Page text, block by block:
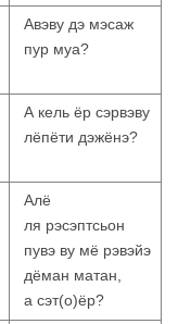
Авэву дэ мэсаж
пур муа?
А кель ёр сэрвэву
лёпёти дэжёнэ?
Алё
ля рэсэптсьон
пувэ ву мё рэвэйэ
дёман матан,
а сэт(о)ёр?